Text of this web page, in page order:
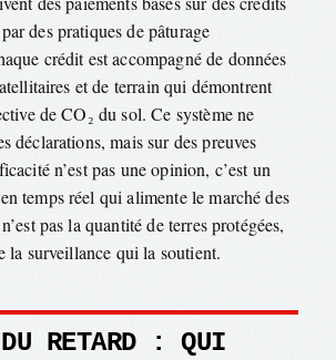
des pratiques de pâturage
crédit est accompagné de données
et de terrain qui démontrent
de CO₂ du sol. Ce système ne
déclarations, mais sur des preuves
n’est pas une opinion, c’est un
temps réel qui alimente le marché des
pas la quantité de terres protégées,
la surveillance qui la soutient.
RETARD : QUI